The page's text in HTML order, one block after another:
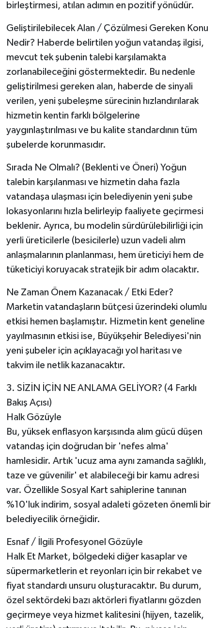
birleştirmesi, atılan adımın en pozitif yönüdür.
Geliştirilebilecek Alan / Çözülmesi Gereken Konu
Nedir? Haberde belirtilen yoğun vatandaş ilgisi,
mevcut tek şubenin talebi karşılamakta
zorlanabileceğini göstermektedir. Bu nedenle
geliştirilmesi gereken alan, haberde de sinyali
verilen, yeni şubeleşme sürecinin hızlandırılarak
hizmetin kentin farklı bölgelerine
yaygınlaştırılması ve bu kalite standardının tüm
şubelerde korunmasıdır.
Sırada Ne Olmalı? (Beklenti ve Öneri) Yoğun
talebin karşılanması ve hizmetin daha fazla
vatandaşa ulaşması için belediyenin yeni şube
lokasyonlarını hızla belirleyip faaliyete geçirmesi
beklenir. Ayrıca, bu modelin sürdürülebilirliği için
yerli üreticilerle (besicilerle) uzun vadeli alım
anlaşmalarının planlanması, hem üreticiyi hem de
tüketiciyi koruyacak stratejik bir adım olacaktır.
Ne Zaman Önem Kazanacak / Etki Eder?
Marketin vatandaşların bütçesi üzerindeki olumlu
etkisi hemen başlamıştır. Hizmetin kent geneline
yayılmasının etkisi ise, Büyükşehir Belediyesi'nin
yeni şubeler için açıklayacağı yol haritası ve
takvim ile netlik kazanacaktır.
3. SİZİN İÇİN NE ANLAMA GELİYOR? (4 Farklı
Bakış Açısı)
Halk Gözüyle
Bu, yüksek enflasyon karşısında alım gücü düşen
vatandaş için doğrudan bir 'nefes alma'
hamlesidir. Artık 'ucuz ama aynı zamanda sağlıklı,
taze ve güvenilir' et alabileceği bir kamu adresi
var. Özellikle Sosyal Kart sahiplerine tanınan
%10'luk indirim, sosyal adaleti gözeten önemli bir
belediyecilik örneğidir.
Esnaf / İlgili Profesyonel Gözüyle
Halk Et Market, bölgedeki diğer kasaplar ve
süpermarketlerin et reyonları için bir rekabet ve
fiyat standardı unsuru oluşturacaktır. Bu durum,
özel sektördeki bazı aktörleri fiyatlarını gözden
geçirmeye veya hizmet kalitesini (hijyen, tazelik,